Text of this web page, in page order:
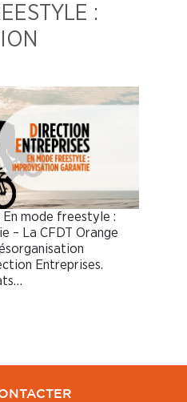
:
mode freestyle :
– La CFDT Orange
Entreprises.